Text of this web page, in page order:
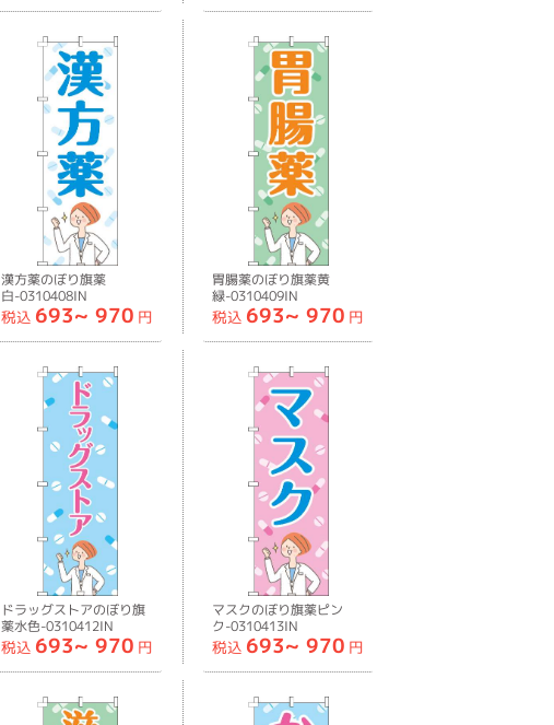
漢方薬のぼり旗薬
白-0310408IN
税込 693~ 970 円
胃腸薬のぼり旗薬黄
緑-0310409IN
税込 693~ 970 円
ドラッグストアのぼり旗
薬水色-0310412IN
税込 693~ 970 円
マスクのぼり旗薬ピン
ク-0310413IN
税込 693~ 970 円